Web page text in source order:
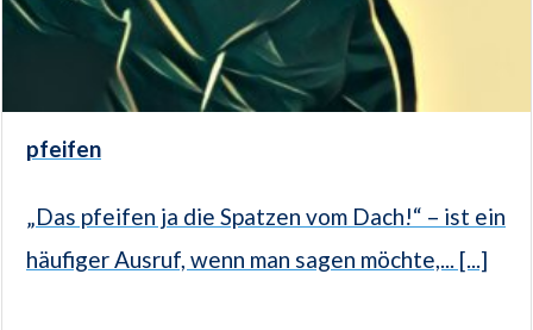
pfeifen
„Das pfeifen ja die Spatzen vom Dach!“ – ist ein
häufiger Ausruf, wenn man sagen möchte,... [...]